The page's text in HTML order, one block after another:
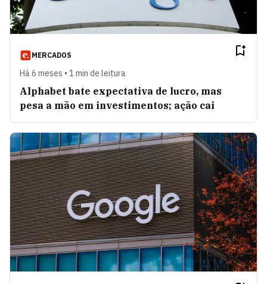
MERCADOS
Há 6 meses • 1 min de leitura
Alphabet bate expectativa de lucro, mas
pesa a mão em investimentos; ação cai